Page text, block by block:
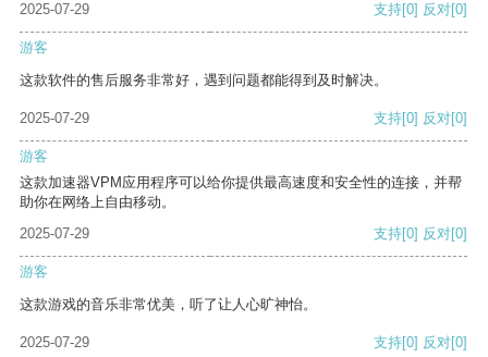
2025-07-29
支持[0] 反对[0]
游客
这款软件的售后服务非常好，遇到问题都能得到及时解决。
2025-07-29 支持[0] 反对[0]
游客
这款加速器VPM应用程序可以给你提供最高速度和安全性的连接，并帮
助你在网络上自由移动。
2025-07-29
支持[0] 反对[0]
游客
这款游戏的音乐非常优美，听了让人心旷神怡。
2025-07-29 支持[0] 反对[0]